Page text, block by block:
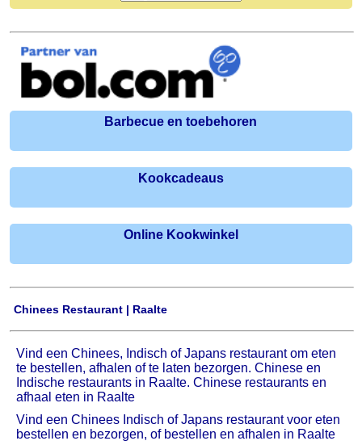
Barbecue en toebehoren
Kookcadeaus
Online Kookwinkel
Chinees Restaurant | Raalte
Vind een Chinees, Indisch of Japans restaurant om eten
te bestellen, afhalen of te laten bezorgen. Chinese en
Indische restaurants in Raalte. Chinese restaurants en
afhaal eten in Raalte
Vind een Chinees Indisch of Japans restaurant voor eten
bestellen en bezorgen, of bestellen en afhalen in Raalte